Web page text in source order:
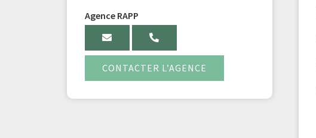
Agence RAPP
CONTACTER L’AGENCE